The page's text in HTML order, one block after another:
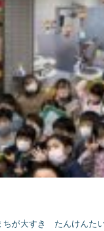
が大すき たんけんた